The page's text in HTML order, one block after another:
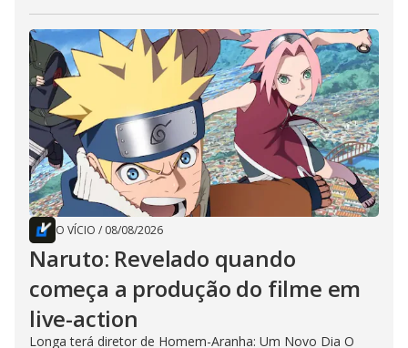
O VÍCIO / 08/08/2026
Naruto: Revelado quando
começa a produção do filme em
live-action
Longa terá diretor de Homem-Aranha: Um Novo Dia O